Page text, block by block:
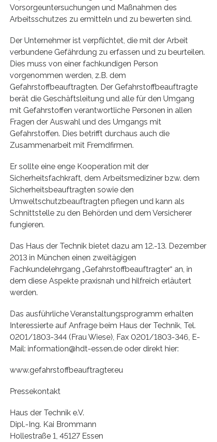
Vorsorgeuntersuchungen und Maßnahmen des
Arbeitsschutzes zu ermitteln und zu bewerten sind.
Der Unternehmer ist verpflichtet, die mit der Arbeit
verbundene Gefährdung zu erfassen und zu beurteilen.
Dies muss von einer fachkundigen Person
vorgenommen werden, z.B. dem
Gefahrstoffbeauftragten. Der Gefahrstoffbeauftragte
berät die Geschäftsleitung und alle für den Umgang
mit Gefahrstoffen verantwortliche Personen in allen
Fragen der Auswahl und des Umgangs mit
Gefahrstoffen. Dies betrifft durchaus auch die
Zusammenarbeit mit Fremdfirmen.
Er sollte eine enge Kooperation mit der
Sicherheitsfachkraft, dem Arbeitsmediziner bzw. dem
Sicherheitsbeauftragten sowie den
Umweltschutzbeauftragten pflegen und kann als
Schnittstelle zu den Behörden und dem Versicherer
fungieren.
Das Haus der Technik bietet dazu am 12.-13. Dezember
2013 in München einen zweitägigen
Fachkundelehrgang „Gefahrstoffbeauftragter“ an, in
dem diese Aspekte praxisnah und hilfreich erläutert
werden.
Das ausführliche Veranstaltungsprogramm erhalten
Interessierte auf Anfrage beim Haus der Technik, Tel.
0201/1803-344 (Frau Wiese), Fax 0201/1803-346, E-
Mail: information@hdt-essen.de oder direkt hier:
www.gefahrstoffbeauftragter.eu
Pressekontakt
Haus der Technik e.V.
Dipl.-Ing. Kai Brommann
Hollestraße 1, 45127 Essen